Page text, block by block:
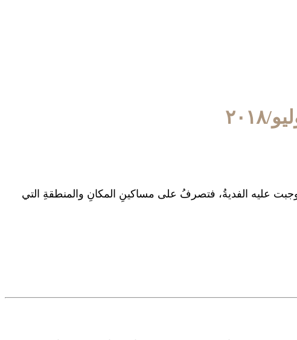
عليه الفديةُ، فتصرفُ على مساكينِ المكانِ والمنطقةِ التي